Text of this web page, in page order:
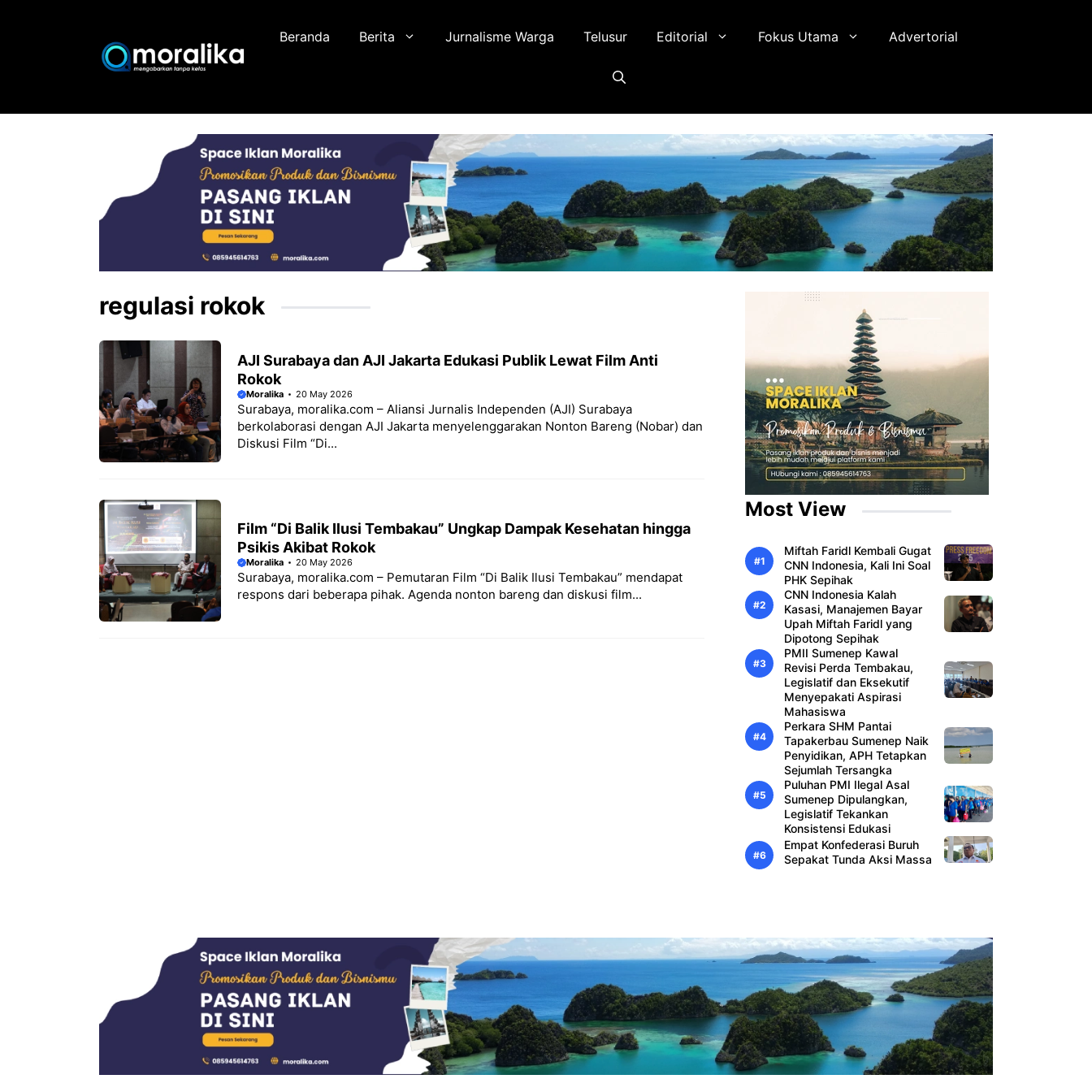
Beranda Berita Jurnalisme Warga Telusur Editorial Fokus Utama Advertorial
regulasi rokok
AJI Surabaya dan AJI Jakarta Edukasi Publik Lewat Film Anti
Rokok
Moralika 20 May 2026
Surabaya, moralika.com – Aliansi Jurnalis Independen (AJI) Surabaya
berkolaborasi dengan AJI Jakarta menyelenggarakan Nonton Bareng (Nobar) dan
Diskusi Film “Di...
Film “Di Balik Ilusi Tembakau” Ungkap Dampak Kesehatan hingga
Psikis Akibat Rokok
Moralika 20 May 2026
Surabaya, moralika.com – Pemutaran Film “Di Balik Ilusi Tembakau” mendapat
respons dari beberapa pihak. Agenda nonton bareng dan diskusi film...
Most View
Miftah Faridl Kembali Gugat
CNN Indonesia, Kali Ini Soal
PHK Sepihak
CNN Indonesia Kalah
Kasasi, Manajemen Bayar
Upah Miftah Faridl yang
Dipotong Sepihak
PMII Sumenep Kawal
Revisi Perda Tembakau,
Legislatif dan Eksekutif
Menyepakati Aspirasi
Mahasiswa
Perkara SHM Pantai
Tapakerbau Sumenep Naik
Penyidikan, APH Tetapkan
Sejumlah Tersangka
Puluhan PMI Ilegal Asal
Sumenep Dipulangkan,
Legislatif Tekankan
Konsistensi Edukasi
Empat Konfederasi Buruh
Sepakat Tunda Aksi Massa